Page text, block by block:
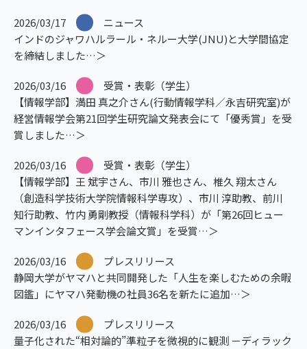
2026/03/17
ニュース
インドのジャワハルラール・ネルー大学(JNU)と大学間協定
を締結しました
2026/03/16
受賞・表彰（学生）
【情報学部】満田 真之介さん(行動情報学科／永吉研究室)が
経営情報学会第21回学生研究論文発表会にて「優秀賞」を受
賞しました
2026/03/16
受賞・表彰（学生）
【情報学部】王 斌宇さん、市川 雅也さん、椎久 翔太さん
（創造科学技術大学院情報科学専攻）、市川 淳助教、前川
知行助教、竹内 勇剛教授（情報科学科）が「第26回ヒュー
マンインタフェース学会論文賞」を受賞
2026/03/16
プレスリリース
静岡大学がヤマハと共同開発した「人生を楽しむための余暇
図鑑」にヤマハ発動機の社員36名を新たに追加
2026/03/16
プレスリリース
量子化された“相対論的”準粒子を微視的に観測 －ディラック